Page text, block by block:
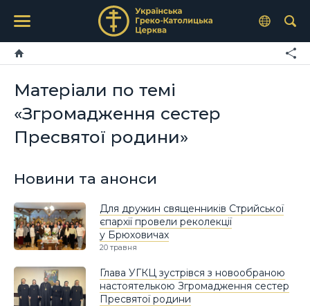
Матеріали по темі
«Згромадження сестер
Пресвятої родини»
Новини та анонси
Для дружин священників Стрийської
єпархії провели реколекції
у Брюховичах
20 травня
Глава УГКЦ зустрівся з новообраною
настоятелькою Згромадження сестер
Пресвятої родини